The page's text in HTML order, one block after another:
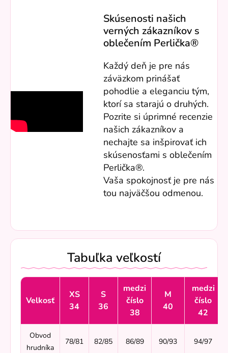
Skúsenosti našich
verných zákazníkov s
oblečením Perlička®
Každý deň je pre nás
záväzkom prinášať
pohodlie a eleganciu tým,
ktorí sa starajú o druhých.
Pozrite si úprimné recenzie
našich zákazníkov a
nechajte sa inšpirovať ich
skúsenosťami s oblečením
Perlička®.
Vaša spokojnosť je pre nás
tou najväčšou odmenou.
Tabuľka veľkostí
Velkosť
XS
34
S
36
medzi
číslo
38
M
40
medzi
číslo
42
Obvod
hrudníka
78/81 82/85 86/89 90/93 94/97